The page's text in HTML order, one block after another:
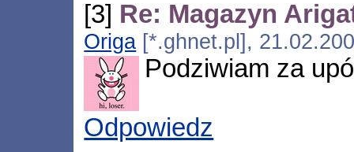
[3] Re: Magazyn
Origa [*.ghnet.pl],
Podziwiam za
Odpowiedz